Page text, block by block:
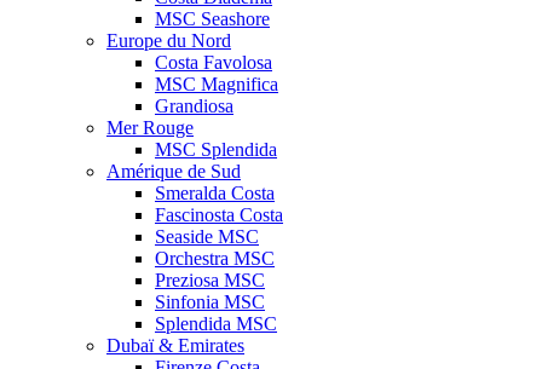
MSC Seashore
Europe du Nord
Costa Favolosa
MSC Magnifica
Grandiosa
Mer Rouge
MSC Splendida
Amérique de Sud
Smeralda Costa
Fascinosta Costa
Seaside MSC
Orchestra MSC
Preziosa MSC
Sinfonia MSC
Splendida MSC
Dubaï & Emirates